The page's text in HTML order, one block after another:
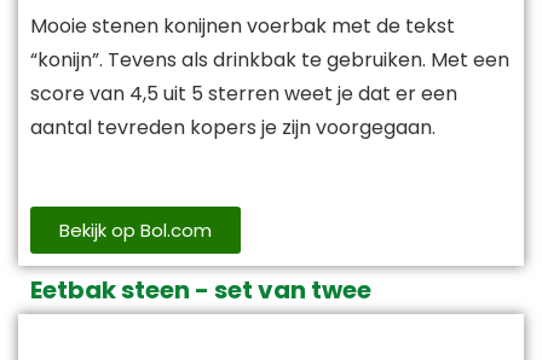
Mooie stenen konijnen voerbak met de tekst
“konijn”. Tevens als drinkbak te gebruiken. Met een
score van 4,5 uit 5 sterren weet je dat er een
aantal tevreden kopers je zijn voorgegaan.
Bekijk op Bol.com
Eetbak steen - set van twee